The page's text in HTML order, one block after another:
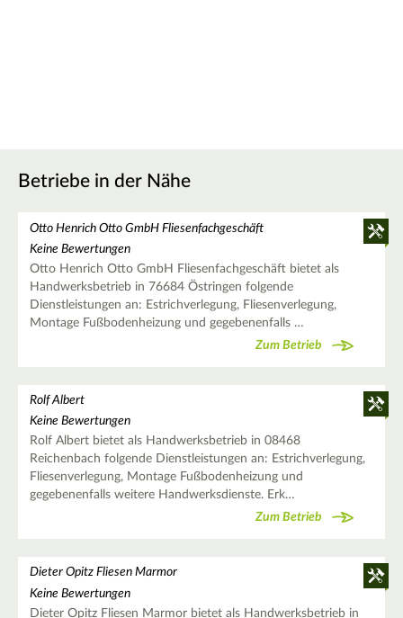
Betriebe in der Nähe
Otto Henrich Otto GmbH Fliesenfachgeschäft
Keine Bewertungen
Otto Henrich Otto GmbH Fliesenfachgeschäft bietet als
Handwerksbetrieb in 76684 Östringen folgende
Dienstleistungen an: Estrichverlegung, Fliesenverlegung,
Montage Fußbodenheizung und gegebenenfalls …
Zum Betrieb
Rolf Albert
Keine Bewertungen
Rolf Albert bietet als Handwerksbetrieb in 08468
Reichenbach folgende Dienstleistungen an: Estrichverlegung,
Fliesenverlegung, Montage Fußbodenheizung und
gegebenenfalls weitere Handwerksdienste. Erk…
Zum Betrieb
Dieter Opitz Fliesen Marmor
Keine Bewertungen
Dieter Opitz Fliesen Marmor bietet als Handwerksbetrieb in